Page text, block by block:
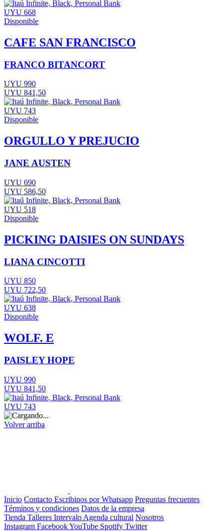
UYU 668
Disponible
CAFE SAN FRANCISCO
FRANCO BITANCORT
UYU 990
UYU 841,50
UYU 743
Disponible
ORGULLO Y PREJUCIO
JANE AUSTEN
UYU 690
UYU 586,50
UYU 518
Disponible
PICKING DAISIES ON SUNDAYS
LIANA CINCOTTI
UYU 850
UYU 722,50
UYU 638
Disponible
WOLF. E
PAISLEY HOPE
UYU 990
UYU 841,50
UYU 743
Volver arriba
Inicio Contacto Escribinos por Whatsapp Preguntas frecuentes
Términos y condiciones Datos de la empresa
Tienda Talleres Intervalo Agenda cultural Nosotros
Instagram FacebookYouTube Spotify Twitter